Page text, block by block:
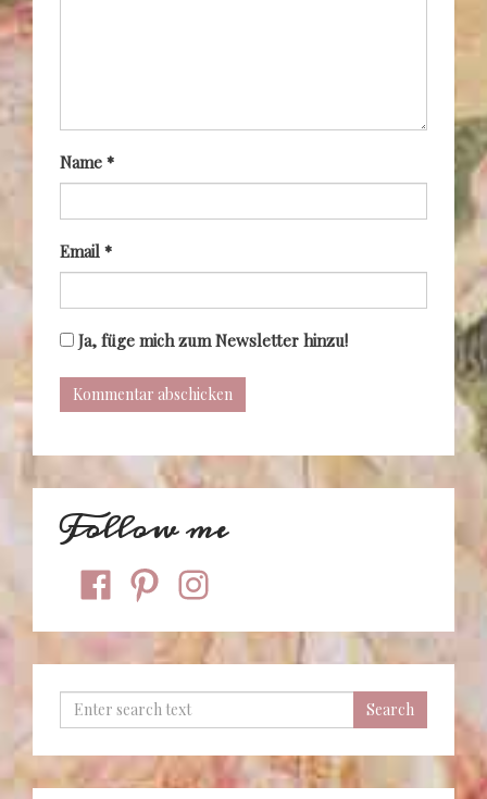
Name *
Email *
Ja, füge mich zum Newsletter hinzu!
Follow me
facebookpinterestinstagram